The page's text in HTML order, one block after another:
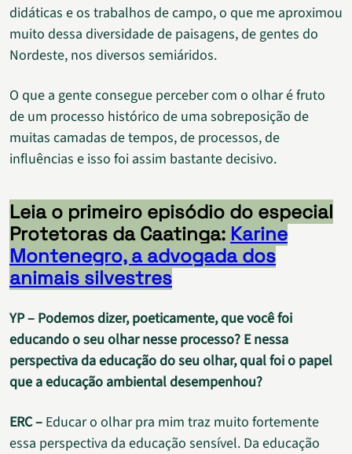
didáticas e os trabalhos de campo, o que me aproximou
muito dessa diversidade de paisagens, de gentes do
Nordeste, nos diversos semiáridos.
O que a gente consegue perceber com o olhar é fruto
de um processo histórico de uma sobreposição de
muitas camadas de tempos, de processos, de
influências e isso foi assim bastante decisivo.
Leia o primeiro episódio do especial
Protetoras da Caatinga: Karine
Montenegro, a advogada dos
animais silvestres
YP – Podemos dizer, poeticamente, que você foi
educando o seu olhar nesse processo? E nessa
perspectiva da educação do seu olhar, qual foi o papel
que a educação ambiental desempenhou?
ERC – Educar o olhar pra mim traz muito fortemente
essa perspectiva da educação sensível. Da educação